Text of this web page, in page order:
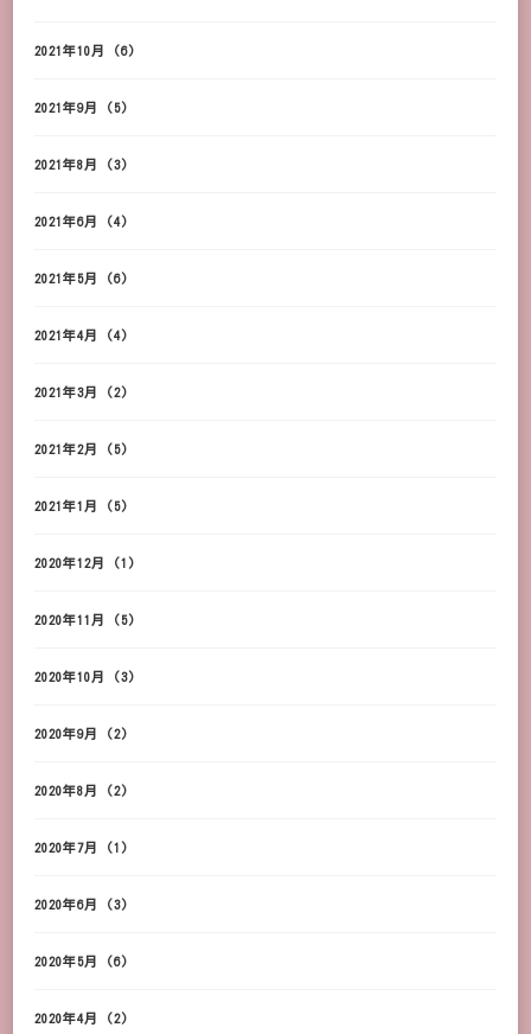
2021年10月 (6)
2021年9月 (5)
2021年8月 (3)
2021年6月 (4)
2021年5月 (6)
2021年4月 (4)
2021年3月 (2)
2021年2月 (5)
2021年1月 (5)
2020年12月 (1)
2020年11月 (5)
2020年10月 (3)
2020年9月 (2)
2020年8月 (2)
2020年7月 (1)
2020年6月 (3)
2020年5月 (6)
2020年4月 (2)